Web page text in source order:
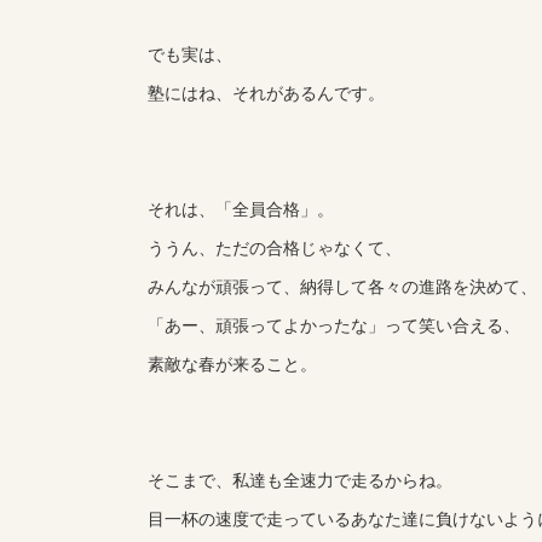
でも実は、
塾にはね、それがあるんです。
それは、「全員合格」。
ううん、ただの合格じゃなくて、
みんなが頑張って、納得して各々の進路を決めて、
「あー、頑張ってよかったな」って笑い合える、
素敵な春が来ること。
そこまで、私達も全速力で走るからね。
目一杯の速度で走っているあなた達に負けないよう